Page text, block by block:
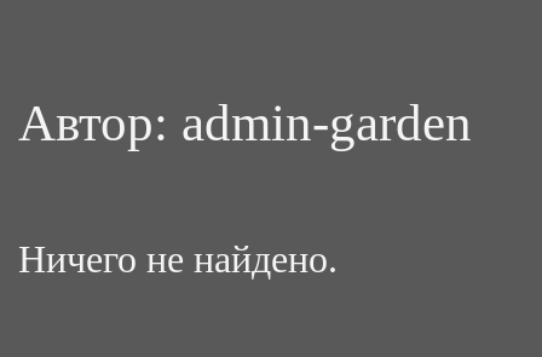
Автор: admin-garden
Ничего не найдено.